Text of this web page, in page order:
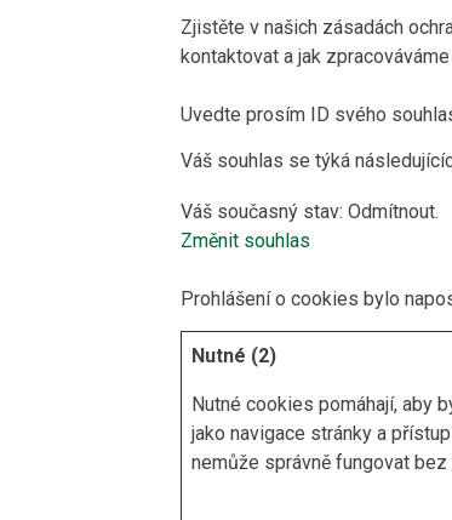
Zjistěte v našich zásadách
kontaktovat a jak
Uvedte prosím ID svého
Váš souhlas se týká
Váš současný stav: Odmítnout.
Změnit souhlas
Prohlášení o cookies bylo
Nutné (2)
Nutné cookies pomáhají, aby
jako navigace stránky a
nemůže správně fungovat